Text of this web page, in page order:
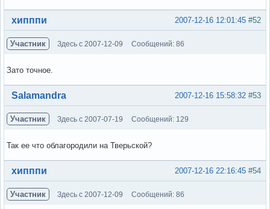
Вне форума #52
2007-12-16 12:01:45
хипппи
Участник Здесь с 2007-12-09 Сообщений: 86
Зато точное.
Вне форума #53
2007-12-16 15:58:32
Salamandra
Участник Здесь с 2007-07-19 Сообщений: 129
Так ее что облагородили на Тверьской?
Вне форума #54
2007-12-16 22:16:45
хипппи
Участник Здесь с 2007-12-09 Сообщений: 86